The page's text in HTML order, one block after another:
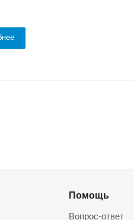
Помощь
Вопрос-ответ